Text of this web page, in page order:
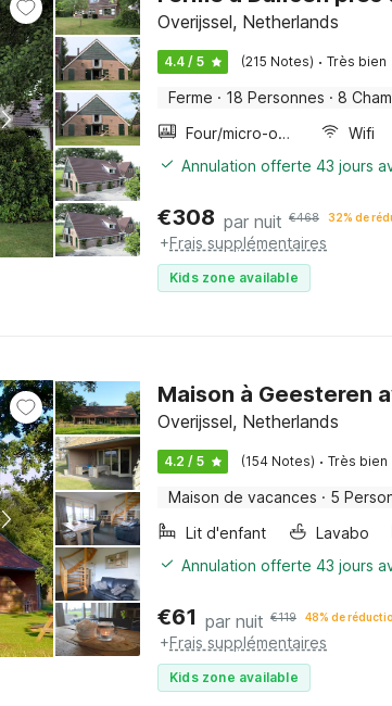
Overijssel, Netherlands
4.4 / 5 (215 Notes) · Très bien
Ferme · 18 Personnes · 8
Four/micro-onde combinés
Wifi
Annulation offerte 43 jours
€308 par nuit €468 32% de
+Frais supplémentaires
Kids zone available
Maison à Geesteren
Overijssel, Netherlands
4.2 / 5 (154 Notes) · Très bien
Maison de vacances · 5
Lit d'enfant
Lavabo
Annulation offerte 43 jours
€61 par nuit €119 48% de
+Frais supplémentaires
Kids zone available